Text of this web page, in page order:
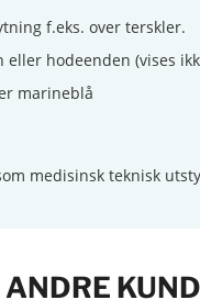
f.eks. over terskler.
hodeenden (vises
marineblå
medisinsk teknisk
ANDRE